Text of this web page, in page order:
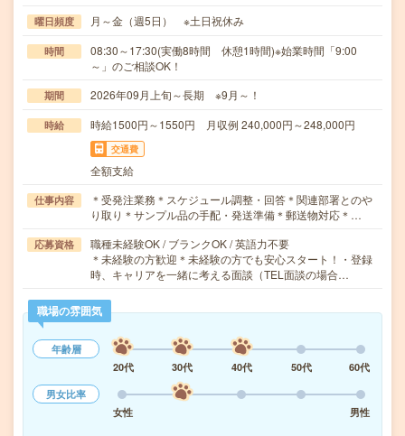
曜日頻度 月～金（週5日） ※土日祝休み
時間
08:30～17:30(実働8時間 休憩1時間)※始業時間「9:00
～」のご相談OK！
期間 2026年09月上旬～長期 ※9月～！
時給 時給1500円～1550円 月収例 240,000円～248,000円
交通費
全額支給
仕事内容
＊受発注業務＊スケジュール調整・回答＊関連部署とのや
り取り＊サンプル品の手配・発送準備＊郵送物対応＊…
応募資格
職種未経験OK / ブランクOK / 英語力不要
＊未経験の方歓迎＊未経験の方でも安心スタート！・登録
時、キャリアを一緒に考える面談（TEL面談の場合…
職場の雰囲気
年齢層
20代
30代 40代 50代
60代
男女比率
女性
男性